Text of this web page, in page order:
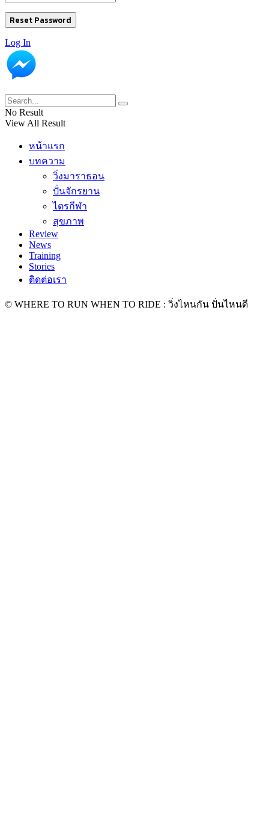
Log In
No Result
View All Result
หน้าแรก
บทความ
วิ่งมาราธอน
ปั่นจักรยาน
ไตรกีฬา
สุขภาพ
Review
News
Training
Stories
ติดต่อเรา
© WHERE TO RUN WHEN TO RIDE : วิ่งไหนกัน ปั่นไหนดี